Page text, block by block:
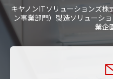
キヤノンITソリューションズ株
ン事業部門）製造ソリューシ
業企